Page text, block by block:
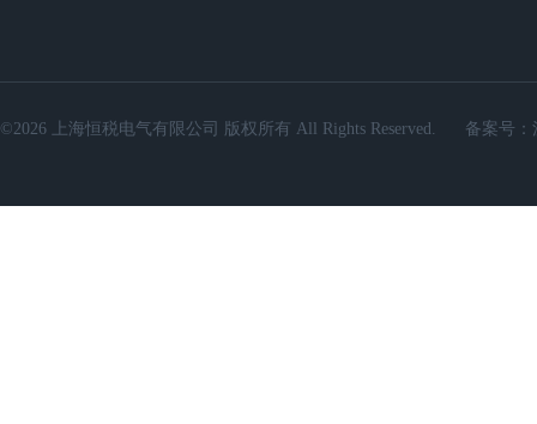
©2026 上海恒税电气有限公司 版权所有 All Rights Reserved. 备案号：